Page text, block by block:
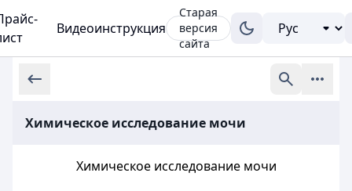
Видеоинструкция
Старая
версия
сайта
Химическое исследование мочи
Химическое исследование мочи